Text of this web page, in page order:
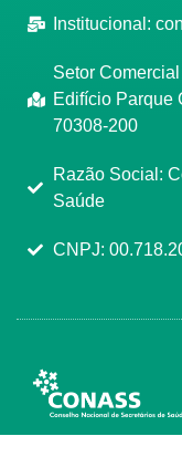
Institucional:
Setor
Edifício Parque
70308-200
Razão Social:
Saúde
CNPJ: